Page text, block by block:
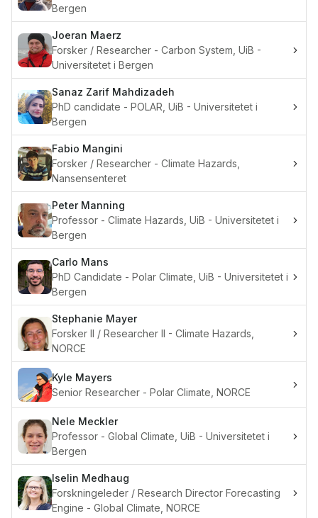
Bergen
Joeran Maerz
Forsker / Researcher - Carbon System, UiB -
Universitetet i Bergen
Sanaz Zarif Mahdizadeh
PhD candidate - POLAR, UiB - Universitetet i
Bergen
Fabio Mangini
Forsker / Researcher - Climate Hazards,
Nansensenteret
Peter Manning
Professor - Climate Hazards, UiB - Universitetet i
Bergen
Carlo Mans
PhD Candidate - Polar Climate, UiB - Universitetet i
Bergen
Stephanie Mayer
Forsker II / Researcher II - Climate Hazards,
NORCE
Kyle Mayers
Senior Researcher - Polar Climate, NORCE
Nele Meckler
Professor - Global Climate, UiB - Universitetet i
Bergen
Iselin Medhaug
Forskningeleder / Research Director Forecasting
Engine - Global Climate, NORCE